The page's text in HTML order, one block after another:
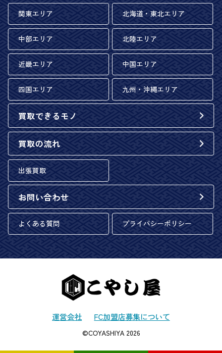
関東エリア 北海道・東北エリア
中部エリア 北陸エリア
近畿エリア 中国エリア
四国エリア 九州・沖縄エリア
買取できるモノ
買取の流れ
出張買取
お問い合わせ
よくある質問 プライバシーポリシー
運営会社 FC加盟店募集について
©COYASHIYA 2026